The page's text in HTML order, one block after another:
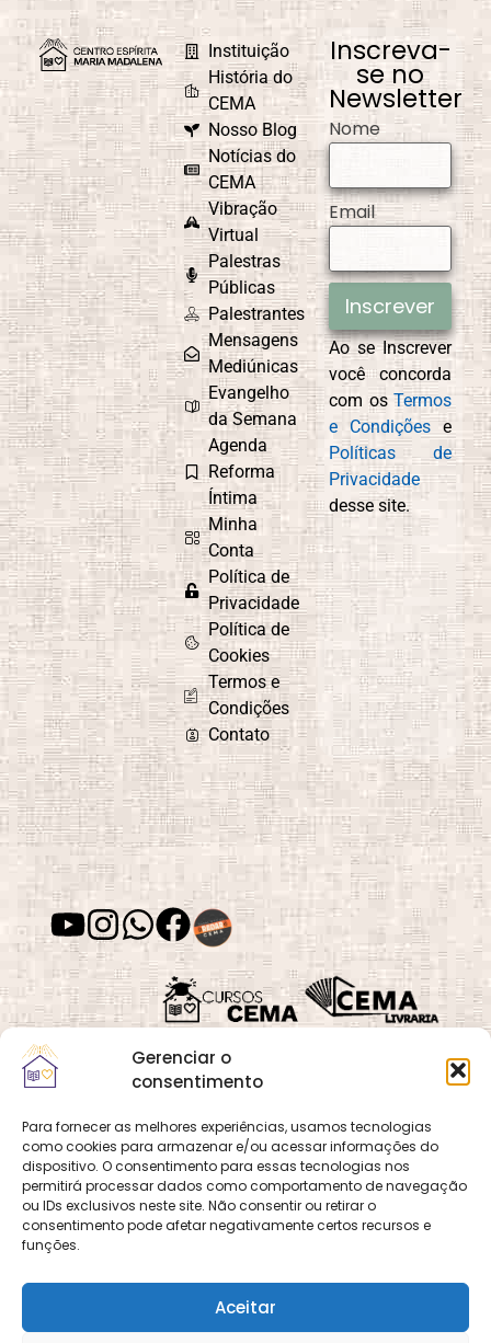
Gerenciar o
consentimento
Para fornecer as melhores experiências, usamos tecnologias
como cookies para armazenar e/ou acessar informações do
dispositivo. O consentimento para essas tecnologias nos
permitirá processar dados como comportamento de navegação
ou IDs exclusivos neste site. Não consentir ou retirar o
consentimento pode afetar negativamente certos recursos e
funções.
Aceitar
Instituição
História do
CEMA
Nosso Blog
Notícias do
CEMA
Vibração
Virtual
Palestras
Públicas
Palestrantes
Mensagens
Mediúnicas
Evangelho
da Semana
Agenda
Reforma
Íntima
Minha
Conta
Política de
Privacidade
Política de
Cookies
Termos e
Condições
Contato
Inscreva-
se no
Newsletter
Nome
Email
Inscrever
Ao se Inscrever
você concorda
com osTermos
e Condições e
Políticas de
Privacidade
desse site.
Quadra 02, Lote 16,
Vila Vicentina,
Planaltina, Brasília-
DF. CEP 73.320-140
CNPJ: 01.600.089/0001-
OCemaneté um site
que pertence e é gerido
pelo CEMA, assim